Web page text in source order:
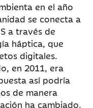
en el año
se conecta a
a través de
háptica, que
digitales.
en 2011, era
así podría
de manera
ha cambiado.